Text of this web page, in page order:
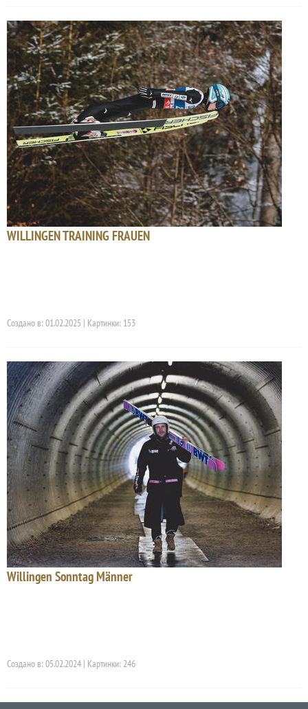
WILLINGEN TRAINING FRAUEN
Создано в: 01.02.2025 | Картинки: 153
Willingen Sonntag Männer
Создано в: 05.02.2024 | Картинки: 246